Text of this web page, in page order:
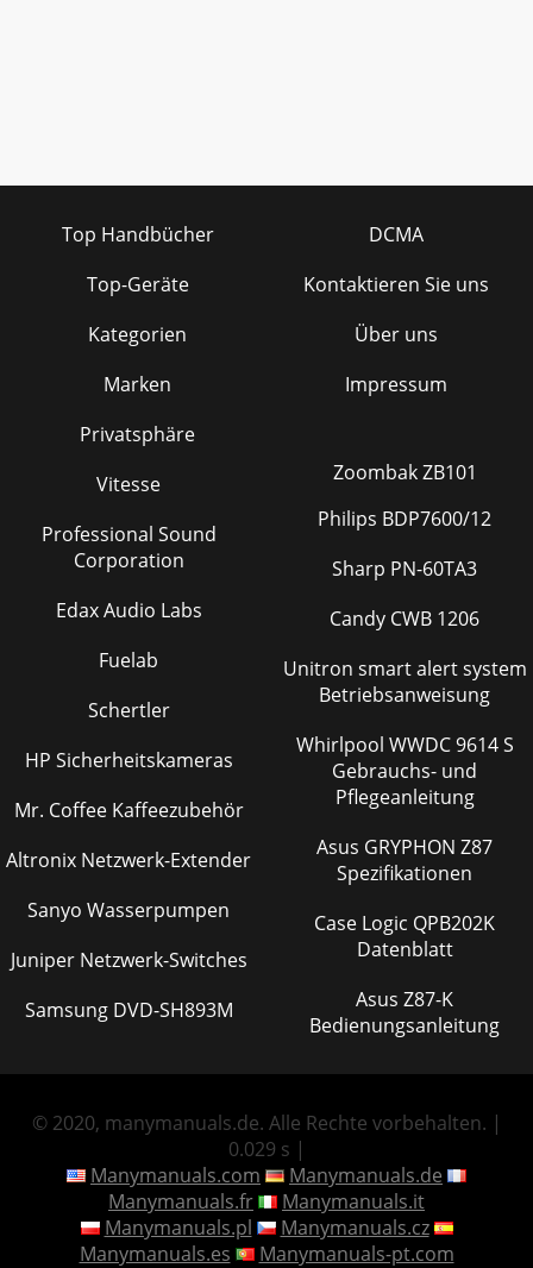
Top Handbücher
Top-Geräte
Kategorien
Marken
Privatsphäre
DCMA
Kontaktieren Sie uns
Über uns
Impressum
Vitesse
Professional Sound
Corporation
Edax Audio Labs
Fuelab
Schertler
HP Sicherheitskameras
Mr. Coffee Kaffeezubehör
Altronix Netzwerk-Extender
Sanyo Wasserpumpen
Juniper Netzwerk-Switches
Samsung DVD-SH893M
Zoombak ZB101
Philips BDP7600/12
Sharp PN-60TA3
Candy CWB 1206
Unitron smart alert system
Betriebsanweisung
Whirlpool WWDC 9614 S
Gebrauchs- und
Pflegeanleitung
Asus GRYPHON Z87
Spezifikationen
Case Logic QPB202K
Datenblatt
Asus Z87-K
Bedienungsanleitung
© 2020, manymanuals.de. Alle Rechte vorbehalten. |
0.029 s |
Manymanuals.com
Manymanuals.de
Manymanuals.fr
Manymanuals.it
Manymanuals.pl
Manymanuals.cz
Manymanuals.es
Manymanuals-pt.com